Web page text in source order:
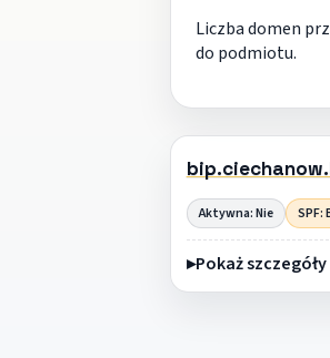
Liczba domen
do podmiotu.
Aktywna: Nie SPF:
Pokaż